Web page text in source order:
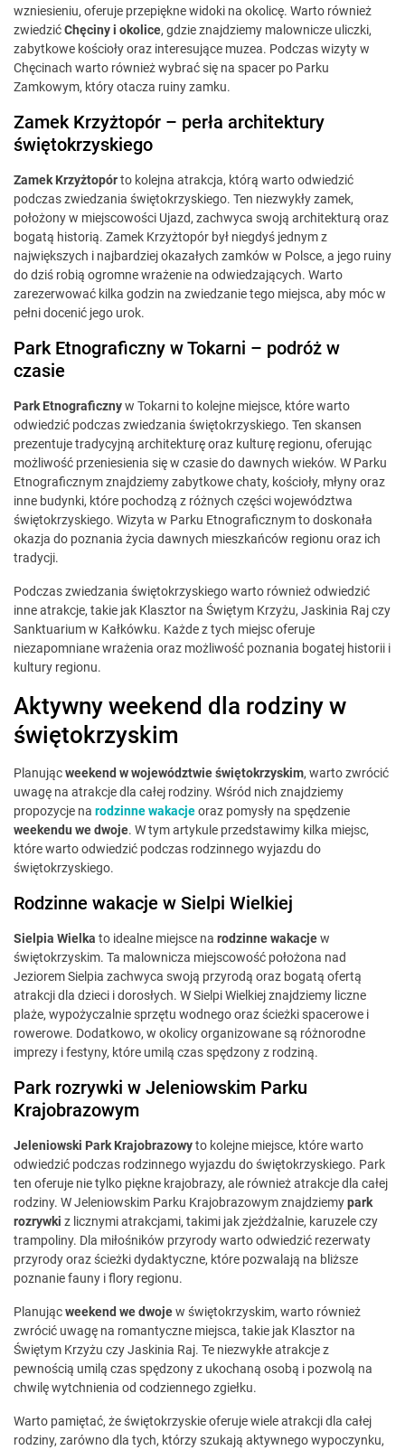
wzniesieniu, oferuje przepiękne widoki na okolicę. Warto również
zwiedzićChęciny i okolice, gdzie znajdziemy malownicze uliczki,
zabytkowe kościoły oraz interesujące muzea. Podczas wizyty w
Chęcinach warto również wybrać się na spacer po Parku
Zamkowym, który otacza ruiny zamku.
Zamek Krzyżtopór – perła architektury
świętokrzyskiego
Zamek Krzyżtopórto kolejna atrakcja, którą warto odwiedzić
podczas zwiedzania świętokrzyskiego. Ten niezwykły zamek,
położony w miejscowości Ujazd, zachwyca swoją architekturą oraz
bogatą historią. Zamek Krzyżtopór był niegdyś jednym z
największych i najbardziej okazałych zamków w Polsce, a jego ruiny
do dziś robią ogromne wrażenie na odwiedzających. Warto
zarezerwować kilka godzin na zwiedzanie tego miejsca, aby móc w
pełni docenić jego urok.
Park Etnograficzny w Tokarni – podróż w
czasie
Park Etnograficznyw Tokarni to kolejne miejsce, które warto
odwiedzić podczas zwiedzania świętokrzyskiego. Ten skansen
prezentuje tradycyjną architekturę oraz kulturę regionu, oferując
możliwość przeniesienia się w czasie do dawnych wieków. W Parku
Etnograficznym znajdziemy zabytkowe chaty, kościoły, młyny oraz
inne budynki, które pochodzą z różnych części województwa
świętokrzyskiego. Wizyta w Parku Etnograficznym to doskonała
okazja do poznania życia dawnych mieszkańców regionu oraz ich
tradycji.
Podczas zwiedzania świętokrzyskiego warto również odwiedzić
inne atrakcje, takie jak Klasztor na Świętym Krzyżu, Jaskinia Raj czy
Sanktuarium w Kałkówku. Każde z tych miejsc oferuje
niezapomniane wrażenia oraz możliwość poznania bogatej historii i
kultury regionu.
Aktywny weekend dla rodziny w
świętokrzyskim
Planującweekend w województwie świętokrzyskim, warto zwrócić
uwagę na atrakcje dla całej rodziny. Wśród nich znajdziemy
propozycje na rodzinne wakacjeoraz pomysły na spędzenie
weekendu we dwoje. W tym artykule przedstawimy kilka miejsc,
które warto odwiedzić podczas rodzinnego wyjazdu do
świętokrzyskiego.
Rodzinne wakacje w Sielpi Wielkiej
Sielpia Wielka to idealne miejsce na rodzinne wakacjew
świętokrzyskim. Ta malownicza miejscowość położona nad
Jeziorem Sielpia zachwyca swoją przyrodą oraz bogatą ofertą
atrakcji dla dzieci i dorosłych. W Sielpi Wielkiej znajdziemy liczne
plaże, wypożyczalnie sprzętu wodnego oraz ścieżki spacerowe i
rowerowe. Dodatkowo, w okolicy organizowane są różnorodne
imprezy i festyny, które umilą czas spędzony z rodziną.
Park rozrywki w Jeleniowskim Parku
Krajobrazowym
Jeleniowski Park Krajobrazowyto kolejne miejsce, które warto
odwiedzić podczas rodzinnego wyjazdu do świętokrzyskiego. Park
ten oferuje nie tylko piękne krajobrazy, ale również atrakcje dla całej
rodziny. W Jeleniowskim Parku Krajobrazowym znajdziemypark
rozrywki z licznymi atrakcjami, takimi jak zjeżdżalnie, karuzele czy
trampoliny. Dla miłośników przyrody warto odwiedzić rezerwaty
przyrody oraz ścieżki dydaktyczne, które pozwalają na bliższe
poznanie fauny i flory regionu.
Planującweekend we dwojew świętokrzyskim, warto również
zwrócić uwagę na romantyczne miejsca, takie jak Klasztor na
Świętym Krzyżu czy Jaskinia Raj. Te niezwykłe atrakcje z
pewnością umilą czas spędzony z ukochaną osobą i pozwolą na
chwilę wytchnienia od codziennego zgiełku.
Warto pamiętać, że świętokrzyskie oferuje wiele atrakcji dla całej
rodziny, zarówno dla tych, którzy szukają aktywnego wypoczynku,